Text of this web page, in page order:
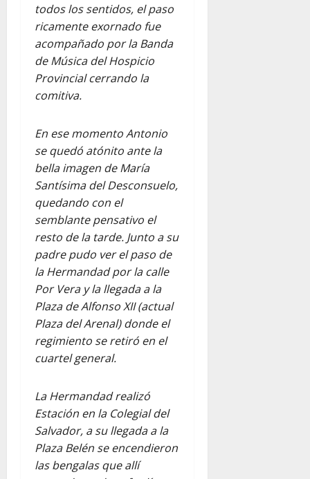
todos los sentidos, el paso
ricamente exornado fue
acompañado por la Banda
de Música del Hospicio
Provincial cerrando la
comitiva.
En ese momento Antonio
se quedó atónito ante la
bella imagen de María
Santísima del Desconsuelo,
quedando con el
semblante pensativo el
resto de la tarde. Junto a su
padre pudo ver el paso de
la Hermandad por la calle
Por Vera y la llegada a la
Plaza de Alfonso XII (actual
Plaza del Arenal) donde el
regimiento se retiró en el
cuartel general.
La Hermandad realizó
Estación en la Colegial del
Salvador, a su llegada a la
Plaza Belén se encendieron
las bengalas que allí